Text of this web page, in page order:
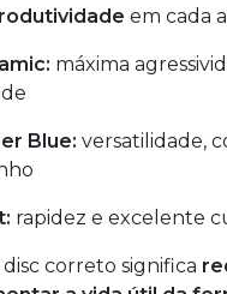
em cada
máxima
Blue: versatilidade,
rapidez e excelente
correto significa